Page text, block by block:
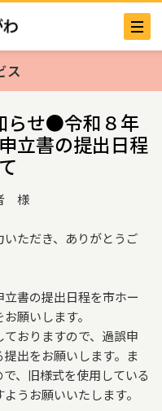
ス
らせ●令和８年
立書の提出日程
様
ただき、ありがとうご
書の提出日程を市ホー
願いします。
おりますので、過誤申
出をお願いします。ま
、旧様式を使用している
うお願いいたします。